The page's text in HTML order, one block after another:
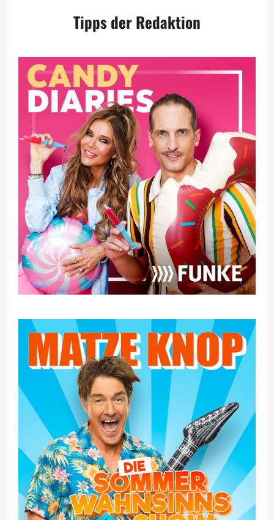
Tipps der Redaktion